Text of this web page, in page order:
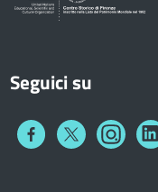
Seguici su
Collegamento
a a